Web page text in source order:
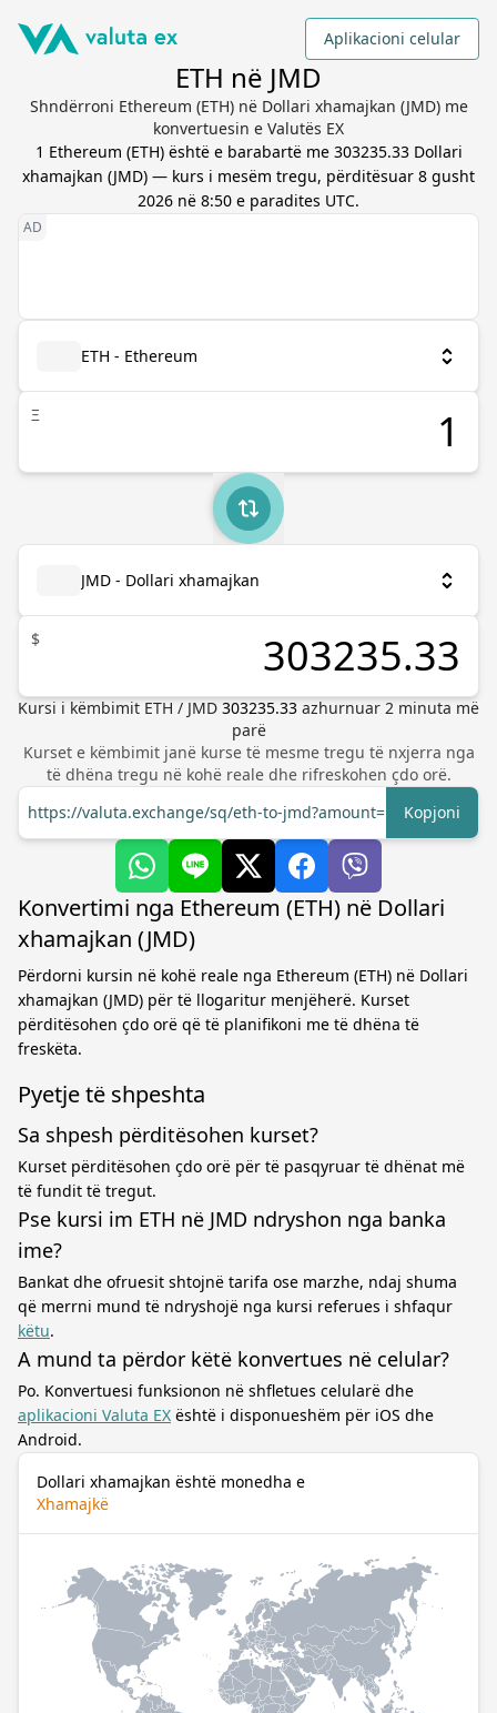
Aplikacioni celular
ETH në JMD
Shndërroni Ethereum (ETH) në Dollari xhamajkan (JMD) me
konvertuesin e Valutës EX
1 Ethereum (ETH) është e barabartë me 303235.33 Dollari
xhamajkan (JMD) — kurs i mesëm tregu, përditësuar 8 gusht
2026 në 8:50 e paradites UTC.
ETH - Ethereum
Ξ
JMD - Dollari xhamajkan
$
Kursi i këmbimit ETH / JMD 303235.33 azhurnuar 2 minuta më
parë
Kurset e këmbimit janë kurse të mesme tregu të nxjerra nga
të dhëna tregu në kohë reale dhe rifreskohen çdo orë.
https://valuta.exchange/sq/eth-to-jmd?amount=1
Kopjoni
Konvertimi nga Ethereum (ETH) në Dollari
xhamajkan (JMD)
Përdorni kursin në kohë reale nga Ethereum (ETH) në Dollari
xhamajkan (JMD) për të llogaritur menjëherë. Kurset
përditësohen çdo orë që të planifikoni me të dhëna të
freskëta.
Pyetje të shpeshta
Sa shpesh përditësohen kurset?
Kurset përditësohen çdo orë për të pasqyruar të dhënat më
të fundit të tregut.
Pse kursi im ETH në JMD ndryshon nga banka
ime?
Bankat dhe ofruesit shtojnë tarifa ose marzhe, ndaj shuma
që merrni mund të ndryshojë nga kursi referues i shfaqur
këtu.
A mund ta përdor këtë konvertues në celular?
Po. Konvertuesi funksionon në shfletues celularë dhe
aplikacioni Valuta EX është i disponueshëm për iOS dhe
Android.
Dollari xhamajkan është monedha e
Xhamajkë